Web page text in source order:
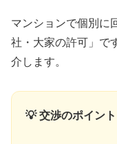
マンションで個別に
社・大家の許可」で
介します。
💡 交渉のポイント